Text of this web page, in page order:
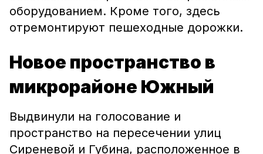
оборудованием. Кроме того, здесь
отремонтируют пешеходные дорожки.
Новое пространство в
микрорайоне Южный
Выдвинули на голосование и
пространство на пересечении улиц
Сиреневой и Губина, расположенное в